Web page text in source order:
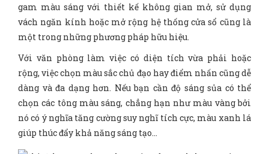
gam màu sáng với thiết kế không gian mở, sử dụng
vách ngăn kính hoặc mở rộng hệ thống cửa sổ cũng là
một trong những phương pháp hữu hiệu.
Với văn phòng làm việc có diện tích vừa phải hoặc
rộng, việc chọn màu sắc chủ đạo hay điểm nhấn cũng dễ
dàng và đa dạng hơn. Nếu bạn cần độ sáng sủa có thể
chọn các tông màu sáng, chẳng hạn như màu vàng bởi
nó có ý nghĩa tăng cường suy nghĩ tích cực, màu xanh lá
giúp thúc đẩy khả năng sáng tạo…